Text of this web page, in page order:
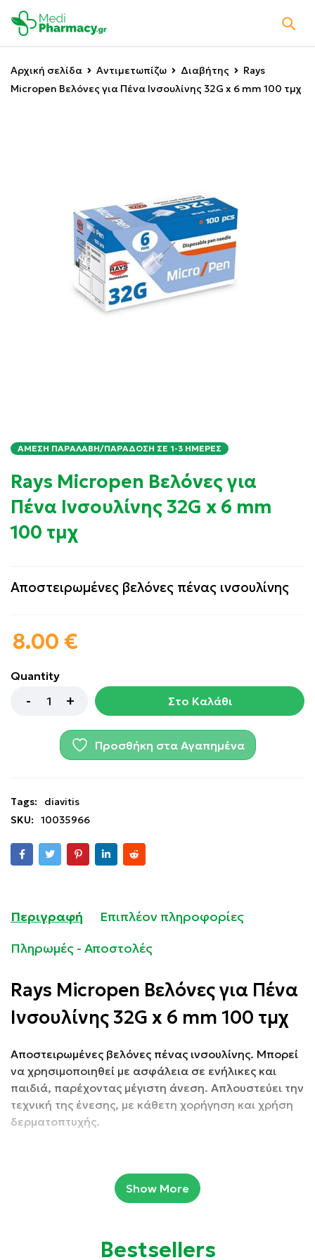
Αρχική σελίδα Αντιμετωπίζω Διαβήτης
Rays
Micropen Βελόνες για Πένα Ινσουλίνης 32G x 6 mm 100 τμχ
ΆΜΕΣΗ ΠΑΡΑΛΑΒΉ/ΠΑΡΆΔΟΣΗ ΣΕ 1-3 ΗΜΈΡΕΣ
Rays Micropen Βελόνες για
Πένα Ινσουλίνης 32G x 6 mm
100 τμχ
Αποστειρωμένες βελόνες πένας ινσουλίνης
8.00 €
Quantity
Στο Καλάθι
Προσθήκη στα Αγαπημένα
Tags:
diavitis
SKU:
10035966
Περιγραφή
Επιπλέον πληροφορίες
Πληρωμές - Αποστολές
Rays Micropen Βελόνες για Πένα
Ινσουλίνης 32G x 6 mm 100 τμχ
Αποστειρωμένες βελόνες πένας ινσουλίνης. Μπορεί
να χρησιμοποιηθεί με ασφάλεια σε ενήλικες και
παιδιά, παρέχοντας μέγιστη άνεση. Απλουστεύει την
τεχνική της ένεσης, με κάθετη χορήγηση και χρήση
δερματοπτυχής.
διάρκεια της έγχυσης.
Show More
Bestsellers